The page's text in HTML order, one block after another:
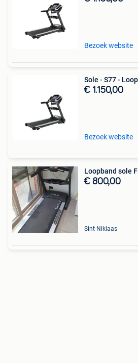
Bezoek website
Sole - S77 -
€ 1.150,00
Bezoek website
Loopband sole
€ 800,00
Sint-Niklaas